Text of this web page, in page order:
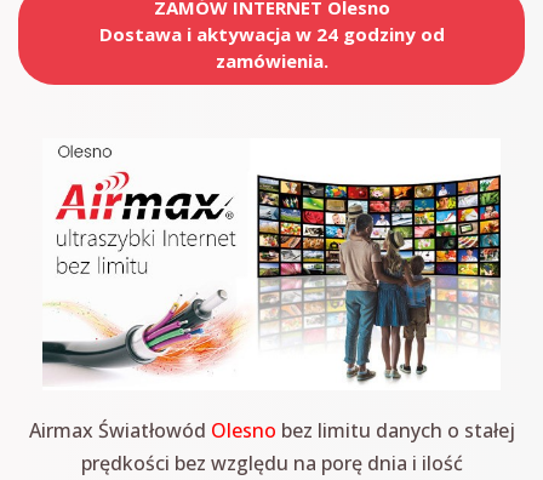
ZAMÓW INTERNET Olesno
Dostawa i aktywacja w 24 godziny od
zamówienia.
Airmax Światłowód Olesno bez limitu danych o stałej
prędkości bez względu na porę dnia i ilość